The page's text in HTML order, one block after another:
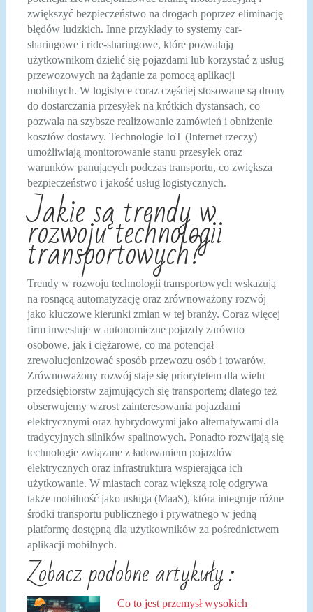
zwiększyć bezpieczeństwo na drogach poprzez eliminację
błędów ludzkich. Inne przykłady to systemy car-
sharingowe i ride-sharingowe, które pozwalają
użytkownikom dzielić się pojazdami lub korzystać z usług
przewozowych na żądanie za pomocą aplikacji
mobilnych. W logistyce coraz częściej stosowane są drony
do dostarczania przesyłek na krótkich dystansach, co
pozwala na szybsze realizowanie zamówień i obniżenie
kosztów dostawy. Technologie IoT (Internet rzeczy)
umożliwiają monitorowanie stanu przesyłek oraz
warunków panujących podczas transportu, co zwiększa
bezpieczeństwo i jakość usług logistycznych.
Jakie są trendy w
rozwoju technologii
transportowych?
Trendy w rozwoju technologii transportowych wskazują
na rosnącą automatyzację oraz zrównoważony rozwój
jako kluczowe kierunki zmian w tej branży. Coraz więcej
firm inwestuje w autonomiczne pojazdy zarówno
osobowe, jak i ciężarowe, co ma potencjał
zrewolucjonizować sposób przewozu osób i towarów.
Zrównoważony rozwój staje się priorytetem dla wielu
przedsiębiorstw zajmujących się transportem; dlatego też
obserwujemy wzrost zainteresowania pojazdami
elektrycznymi oraz hybrydowymi jako alternatywami dla
tradycyjnych silników spalinowych. Ponadto rozwijają się
technologie związane z ładowaniem pojazdów
elektrycznych oraz infrastruktura wspierająca ich
użytkowanie. W miastach coraz większą rolę odgrywa
także mobilność jako usługa (MaaS), która integruje różne
środki transportu publicznego i prywatnego w jedną
platformę dostępną dla użytkowników za pośrednictwem
aplikacji mobilnych.
Zobacz podobne artykuły :
Co to jest przemysł wysokich